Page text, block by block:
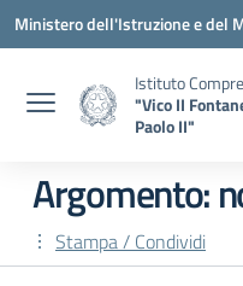
Vai ai contenuti
Vai al menu di navigazione
Vai al footer
Ministero dell'Istruzione e del
Istituto
"Vico II
Paolo II"
Argomento:
Stampa / Condividi